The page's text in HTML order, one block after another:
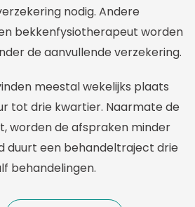
nodig. Andere
bekkenfysiotherapeut worden
de aanvullende verzekering.
meestal wekelijks plaats
tot drie kwartier. Naarmate de
worden de afspraken minder
duurt een behandeltraject drie
behandelingen.